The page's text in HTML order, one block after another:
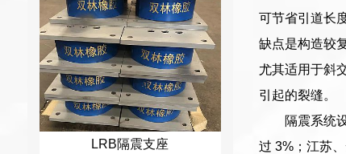
LRB隔震支座
可节省引道长
缺点是构造较
尤其适用于斜
引起的裂缝。
隔震系统
过 3%；江苏